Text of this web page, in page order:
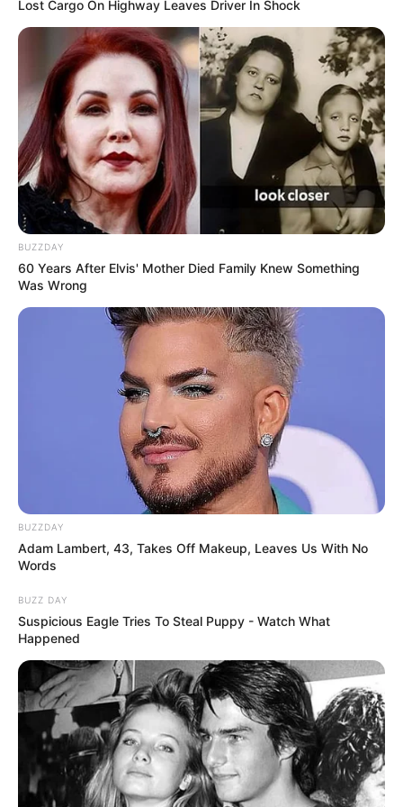
au jeu du Simple Gagnant et Placé sur les 10 derniers
Quintés de Plat.
Les Meilleures cotes pour les plus grandes compétitions de
Football sont ici
NUMEROS ASTRO QUINTE CHANCE DU JOUR
Spécial Tocard du Quinté PRIX RIEUSSEC
LIRE LA SUITE
Lost Cargo On Highway Leaves Driver In Shock
BUZZDAY
60 Years After Elvis' Mother Died Family Knew Something
Was Wrong
BUZZDAY
Adam Lambert, 43, Takes Off Makeup, Leaves Us With No
Words
BUZZ DAY
Suspicious Eagle Tries To Steal Puppy - Watch What
Happened